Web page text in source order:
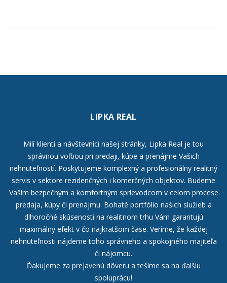
LIPKA REAL
Milí klienti a návštevníci našej stránky, Lipka Real je tou
správnou voľbou pri predaji, kúpe a prenájme Vašich
nehnuteľností. Poskytujeme komplexný a profesionálny realitný
servis v sektore rezidenčných i komerčných objektov. Budeme
Vašim bezpečným a komfortným sprievodcom v celom procese
predaja, kúpy či prenájmu. Bohaté portfólio našich služieb a
dlhoročné skúsenosti na realitnom trhu Vám garantujú
maximálny efekt v čo najkratšom čase. Veríme, že každej
nehnuteľnosti nájdeme toho správneho a spokojného majiteľa
či nájomcu.
Ďakujeme za prejavenú dôveru a tešíme sa na ďalšiu
spoluprácu!